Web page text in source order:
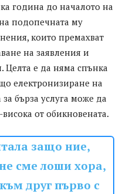
година до началото на
подопечната му
които премахват
на заявления и
Целта е да няма спънка
електронизиране на
бърза услуга може да
от обикновената.
защо ние,
сме лоши хора,
друг първо с